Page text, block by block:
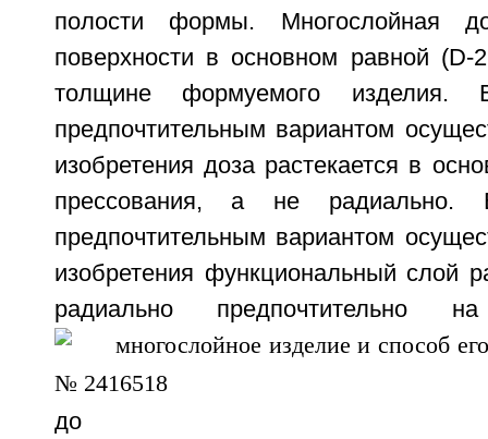
полости формы. Многослойная
поверхности в основном равной
толщине формуемого изделия.
предпочтительным вариантом
изобретения доза растекается в
прессования, а не радиально.
предпочтительным вариантом
изобретения функциональный слой
радиально предпочтительно
до